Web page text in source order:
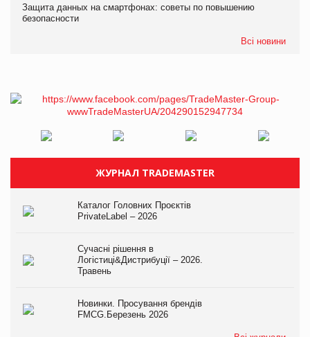
Защита данных на смартфонах: советы по повышению
безопасности
Всі новини
ЖУРНАЛ TRADEMASTER
Каталог Головних Проєктів
PrivateLabel – 2026
Сучасні рішення в
Логістиці&Дистрибуції – 2026.
Травень
Новинки. Просування брендів
FMCG.Березень 2026